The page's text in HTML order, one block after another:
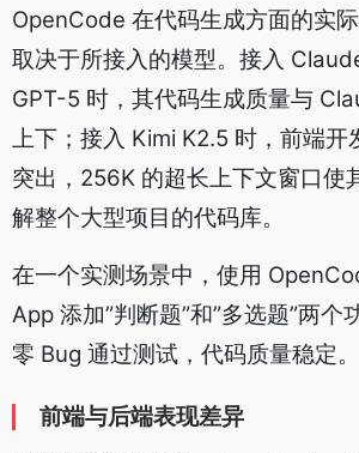
OpenCode 在代码生成方面的实
取决于所接入的模型。接入
GPT-5 时，其代码生成质量与
上下；接入 Kimi K2.5 时，前端开
突出，256K 的超长上下文窗口使
解整个大型项目的代码库。
在一个实测场景中，使用
App 添加”判断题”和”多选题”两个
零 Bug 通过测试，代码质量稳定。
前端与后端表现差异